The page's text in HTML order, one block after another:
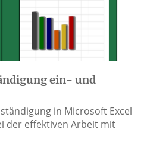
ein- und
in Microsoft Excel
der effektiven Arbeit mit